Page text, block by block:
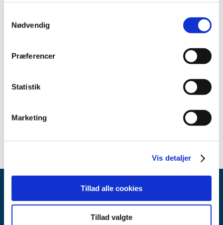
Nødvendig
Præferencer
Statistik
Marketing
Vis detaljer
Tillad alle cookies
Tillad valgte
Sikkerhedsmeddelse om Picis Perioperative and Critical